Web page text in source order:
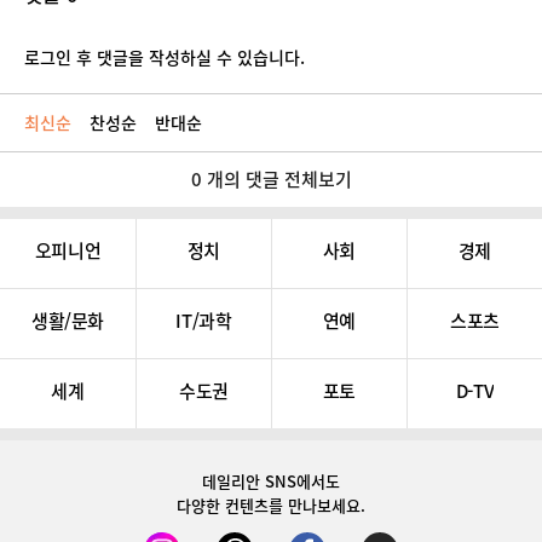
로그인 후 댓글을 작성하실 수 있습니다.
최신순 찬성순 반대순
0 개의 댓글 전체보기
오피니언 정치 사회 경제
생활/문화 IT/과학 연예 스포츠
세계 수도권 포토 D-TV
데일리안 SNS에서도
다양한 컨텐츠를 만나보세요.